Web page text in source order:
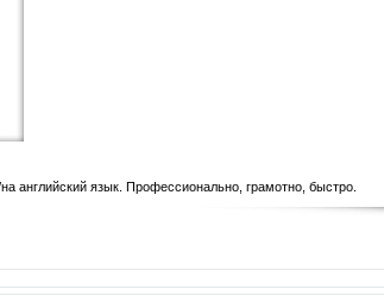
английский язык. Профессионально, грамотно, быстро.